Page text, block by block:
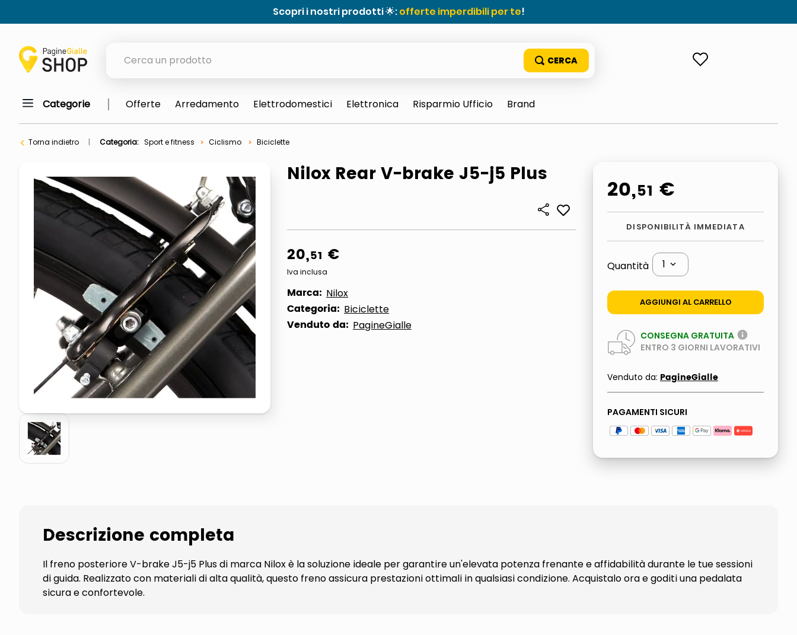
Scopri i nostri prodotti 🌟:offerte imperdibili per te!
meme
ombrelloni
italia independent occhiali sole 0703 thin rotondo sun
astuccio oxford
lucidatrice pavimenti
airpods
pattumiera raccolta differenziata
asciuga capelli spazzola
Categorie Offerte Arredamento Elettrodomestici Elettronica Risparmio Ufficio Brand
Torna indietro Categoria: Sport e fitness Ciclismo Biciclette
Nilox Rear V-brake J5-j5 Plus
20,51 €
Iva inclusa
Marca: Nilox
Categoria: Biciclette
Venduto da: PagineGialle
20,51 €
DISPONIBILITÀ IMMEDIATA
Quantità 1
AGGIUNGI AL CARRELLO
CONSEGNA GRATUITA
ENTRO 3 GIORNI LAVORATIVI
Venduto da: PagineGialle
PAGAMENTI SICURI
Descrizione completa
Il freno posteriore V-brake J5-j5 Plus di marca Nilox è la soluzione ideale per garantire un'elevata potenza frenante e affidabilità durante le tue sessioni
di guida. Realizzato con materiali di alta qualità, questo freno assicura prestazioni ottimali in qualsiasi condizione. Acquistalo ora e goditi una pedalata
sicura e confortevole.